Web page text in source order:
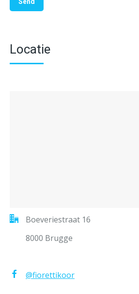
Locatie
Boeveriestraat 16
8000 Brugge
@fiorettikoor